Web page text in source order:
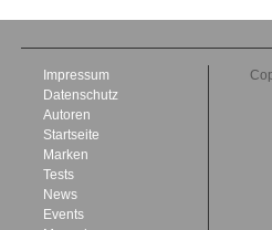
Impressum
Datenschutz
Autoren
Startseite
Marken
Tests
News
Events